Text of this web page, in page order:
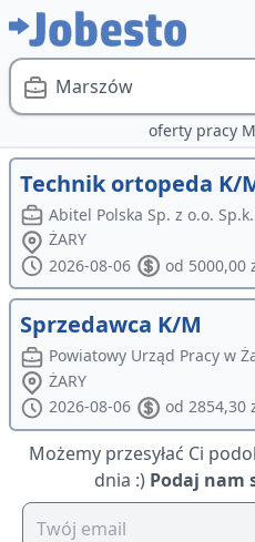
Marszów
oferty pracy
Technik ortopeda K/
Abitel Polska Sp. z o.o. Sp.k.
ŻARY
2026-08-06
od 5000,00
Sprzedawca K/M
Powiatowy Urząd Pracy w
ŻARY
2026-08-06
od 2854,30
Możemy przesyłać Ci
dnia :) Podaj nam